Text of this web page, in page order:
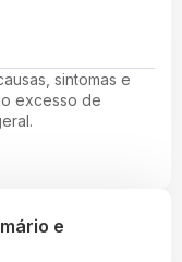
sintomas e
excesso de
e